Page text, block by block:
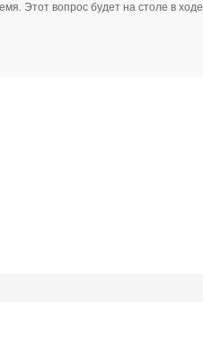
Этот вопрос будет на столе в ходе